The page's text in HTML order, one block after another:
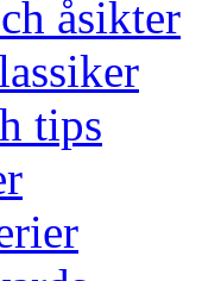
åsikter
tips